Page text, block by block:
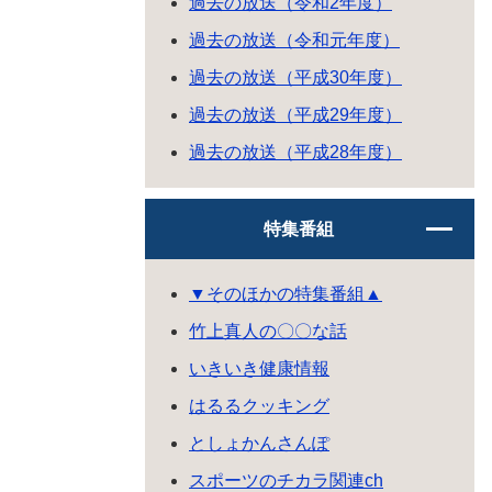
過去の放送（令和元年度）
過去の放送（平成30年度）
過去の放送（平成29年度）
過去の放送（平成28年度）
特集番組
▼そのほかの特集番組▲
竹上真人の〇〇な話
いきいき健康情報
はるるクッキング
としょかんさんぽ
スポーツのチカラ関連ch